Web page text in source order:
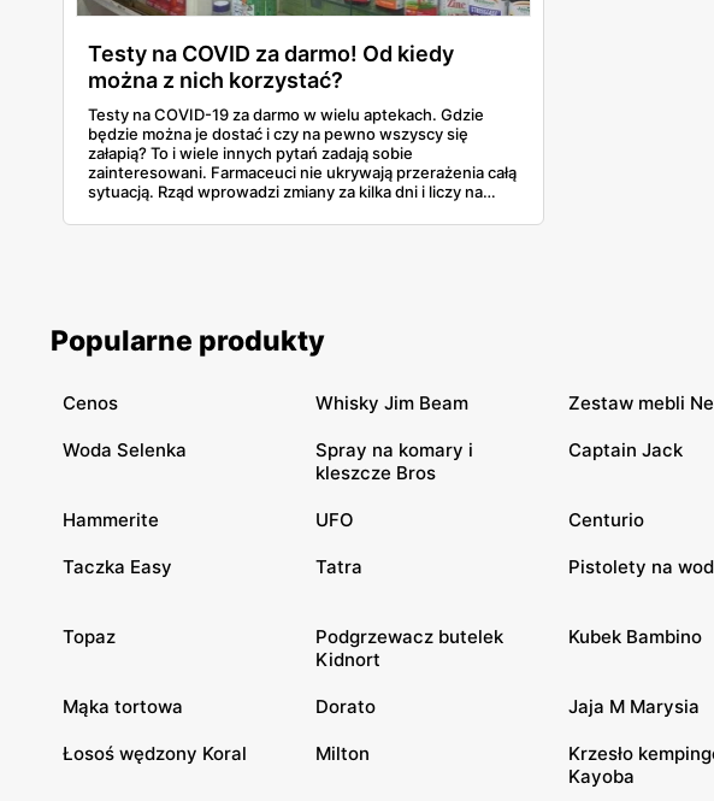
Testy na COVID za darmo! Od kiedy
można z nich korzystać?
Testy na COVID-19 za darmo w wielu aptekach. Gdzie
będzie można je dostać i czy na pewno wszyscy się
załapią? To i wiele innych pytań zadają sobie
zainteresowani. Farmaceuci nie ukrywają przerażenia całą
sytuacją. Rząd wprowadzi zmiany za kilka dni i liczy na
Popularne produkty
Cenos Whisky Jim Beam Zestaw mebli
Woda Selenka
Spray na komary i
kleszcze Bros
Captain Jack
Hammerite UFO Centurio
Taczka Easy Tatra Pistolety na
Topaz
Podgrzewacz butelek
Kidnort
Kubek Bambino
Mąka tortowa Dorato Jaja M Marysia
Łosoś wędzony Koral Milton
Krzesło
Kayoba